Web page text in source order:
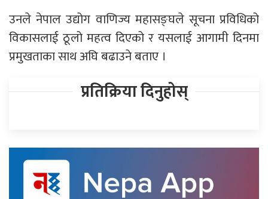
उनले नेपाल उद्योग वाणिज्य महासङ्घले सूचना प्रविधिको
विकासलाई ठूलो महत्व दिएको र यसलाई आगामी दिनमा
प्रमुखताका साथ अघि बढाउने बताए ।
प्रतिक्रिया दिनुहोस्